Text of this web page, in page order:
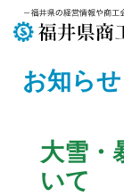
お知らせ
大雪・
いて